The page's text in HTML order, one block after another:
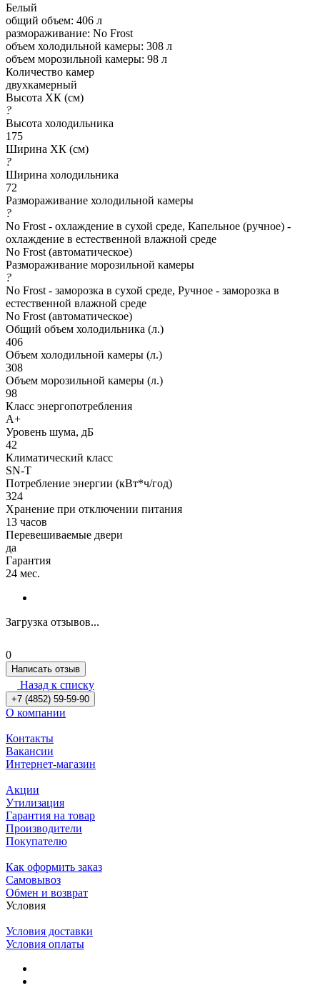
Белый
общий объем: 406 л
размораживание: No Frost
объем холодильной камеры: 308 л
объем морозильной камеры: 98 л
Количество камер
двухкамерный
Высота ХК (см)
?
Высота холодильника
175
Ширина ХК (см)
?
Ширина холодильника
72
Размораживание холодильной камеры
?
No Frost - охлаждение в сухой среде, Капельное (ручное) -
охлаждение в естественной влажной среде
No Frost (автоматическое)
Размораживание морозильной камеры
?
No Frost - заморозка в сухой среде, Ручное - заморозка в
естественной влажной среде
No Frost (автоматическое)
Общий объем холодильника (л.)
406
Объем холодильной камеры (л.)
308
Объем морозильной камеры (л.)
98
Класс энергопотребления
A+
Уровень шума, дБ
42
Климатический класс
SN-T
Потребление энергии (кВт*ч/год)
324
Хранение при отключении питания
13 часов
Перевешиваемые двери
да
Гарантия
24 мес.
Загрузка отзывов...
0
Написать отзыв
Назад к списку
+7 (4852) 59-59-90
О компании
Контакты
Вакансии
Интернет-магазин
Акции
Утилизация
Гарантия на товар
Производители
Покупателю
Как оформить заказ
Самовывоз
Обмен и возврат
Условия
Условия доставки
Условия оплаты